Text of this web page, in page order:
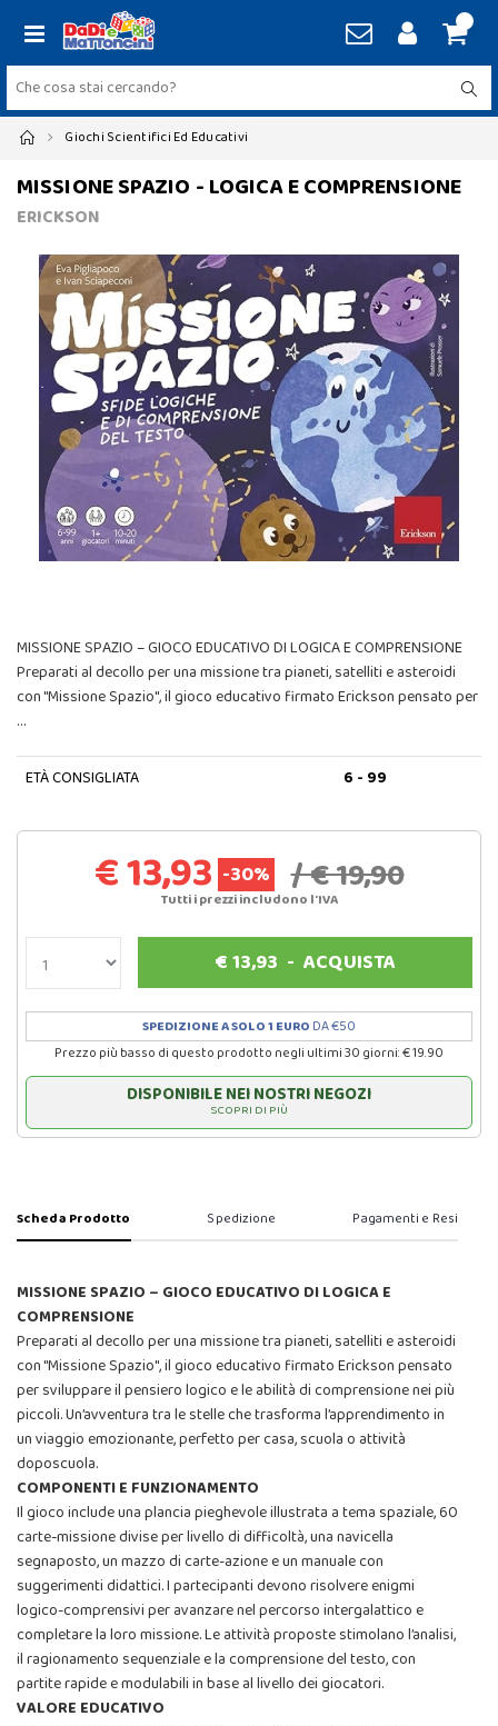
Giochi Scientifici Ed Educativi
MISSIONE SPAZIO - LOGICA E COMPRENSIONE
ERICKSON
MISSIONE SPAZIO – GIOCO EDUCATIVO DI LOGICA E COMPRENSIONE
Preparati al decollo per una missione tra pianeti, satelliti e asteroidi
con "Missione Spazio", il gioco educativo firmato Erickson pensato per
…
ETÀ CONSIGLIATA 6 - 99
€ 13,93 -30% / € 19,90
Tutti i prezzi includono l'IVA
€13,93 - ACQUISTA
SPEDIZIONE A SOLO 1 EURO DA €50
Prezzo più basso di questo prodotto negli ultimi 30 giorni: € 19.90
DISPONIBILE NEI NOSTRI NEGOZI
SCOPRI DI PIÙ
Scheda Prodotto Spedizione Pagamenti e Resi
MISSIONE SPAZIO – GIOCO EDUCATIVO DI LOGICA E
COMPRENSIONE
Preparati al decollo per una missione tra pianeti, satelliti e asteroidi
con "Missione Spazio", il gioco educativo firmato Erickson pensato
per sviluppare il pensiero logico e le abilità di comprensione nei più
piccoli. Un’avventura tra le stelle che trasforma l’apprendimento in
un viaggio emozionante, perfetto per casa, scuola o attività
doposcuola.
COMPONENTI E FUNZIONAMENTO
Il gioco include una plancia pieghevole illustrata a tema spaziale, 60
carte-missione divise per livello di difficoltà, una navicella
segnaposto, un mazzo di carte-azione e un manuale con
suggerimenti didattici. I partecipanti devono risolvere enigmi
logico-comprensivi per avanzare nel percorso intergalattico e
completare la loro missione. Le attività proposte stimolano l’analisi,
il ragionamento sequenziale e la comprensione del testo, con
partite rapide e modulabili in base al livello dei giocatori.
VALORE EDUCATIVO